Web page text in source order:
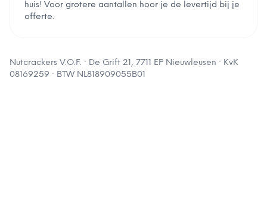
huis! Voor grotere aantallen hoor je de levertijd bij je
offerte.
Nutcrackers V.O.F. · De Grift 21, 7711 EP Nieuwleusen · KvK
08169259 · BTW NL818909055B01